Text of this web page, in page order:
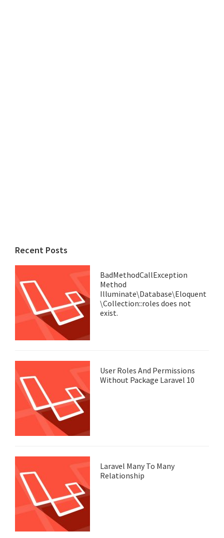
Recent Posts
BadMethodCallException
Method
Illuminate\Database\Eloquent
\Collection::roles does not
exist.
User Roles And Permissions
Without Package Laravel 10
Laravel Many To Many
Relationship